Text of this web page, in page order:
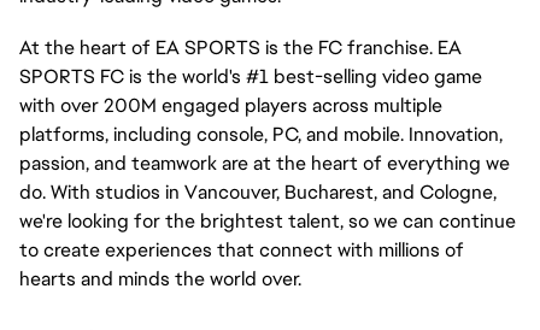
At the heart of EA SPORTS is the FC franchise. EA
SPORTS FC is the world's #1 best-selling video game
with over 200M engaged players across multiple
platforms, including console, PC, and mobile. Innovation,
passion, and teamwork are at the heart of everything we
do. With studios in Vancouver, Bucharest, and Cologne,
we're looking for the brightest talent, so we can continue
to create experiences that connect with millions of
hearts and minds the world over.